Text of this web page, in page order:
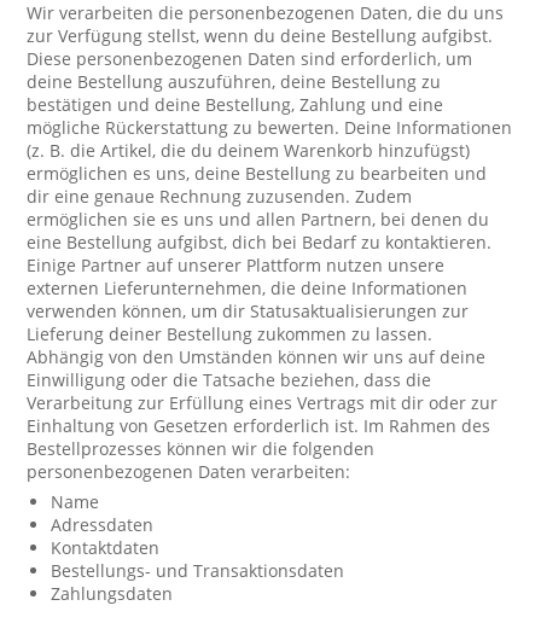
Wir verarbeiten die personenbezogenen Daten, die du uns
zur Verfügung stellst, wenn du deine Bestellung aufgibst.
Diese personenbezogenen Daten sind erforderlich, um
deine Bestellung auszuführen, deine Bestellung zu
bestätigen und deine Bestellung, Zahlung und eine
mögliche Rückerstattung zu bewerten. Deine Informationen
(z. B. die Artikel, die du deinem Warenkorb hinzufügst)
ermöglichen es uns, deine Bestellung zu bearbeiten und
dir eine genaue Rechnung zuzusenden. Zudem
ermöglichen sie es uns und allen Partnern, bei denen du
eine Bestellung aufgibst, dich bei Bedarf zu kontaktieren.
Einige Partner auf unserer Plattform nutzen unsere
externen Lieferunternehmen, die deine Informationen
verwenden können, um dir Statusaktualisierungen zur
Lieferung deiner Bestellung zukommen zu lassen.
Abhängig von den Umständen können wir uns auf deine
Einwilligung oder die Tatsache beziehen, dass die
Verarbeitung zur Erfüllung eines Vertrags mit dir oder zur
Einhaltung von Gesetzen erforderlich ist. Im Rahmen des
Bestellprozesses können wir die folgenden
personenbezogenen Daten verarbeiten:
Name
Adressdaten
Kontaktdaten
Bestellungs- und Transaktionsdaten
Zahlungsdaten